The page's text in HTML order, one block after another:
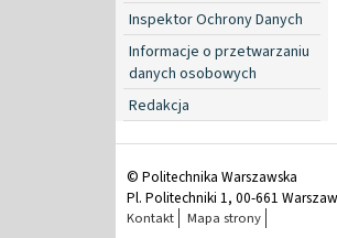
Inspektor Ochrony Danych
Informacje o przetwarzaniu
danych osobowych
Redakcja
© Politechnika Warszawska
Pl. Politechniki 1, 00-661
Kontakt Mapa strony